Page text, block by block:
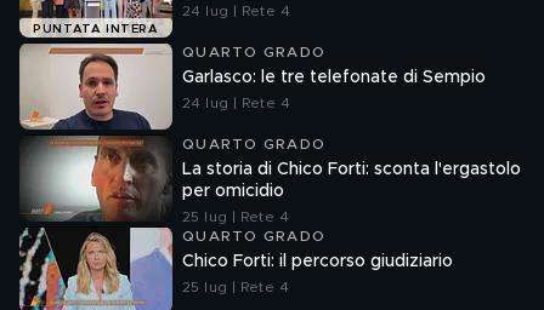
PUNTATA INTERA
24 lug | Rete 4
QUARTO GRADO
Garlasco: le tre telefonate di Sempio
24 lug | Rete 4
QUARTO GRADO
La storia di Chico Forti: sconta l'ergastolo
per omicidio
25 lug | Rete 4
QUARTO GRADO
Chico Forti: il percorso giudiziario
25 lug | Rete 4